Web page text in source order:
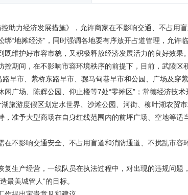
助力经济发展措施》，允许商家在不影响交通、不占用
“地摊经济”，同时强调各地要有序放开占道管理，允许
维护好市容市貌，又积极释放经济发展活力的良好效果。
期间，在不影响市容环境秩序的前提下，目前，武陵区
早市、紫桥东路早市、骡马甸巷早市和公园、广场及穿
广场、陈辉公园、仰止楼等7处“零摊区”；常德经济技
旅游度假区划定水世界、沙滩公园、河街、柳叶湖农贸
，准予大型商场在自身红线范围内的前坪广场、空地等适
不影响交通安全、不占用盲道和消防通道、不扰乱市容
生产经营，一线队员在执法过程中，对出现的违规问题
最美城管人”的目标。